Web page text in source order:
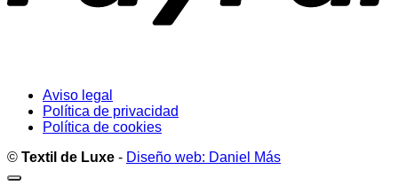
Aviso legal
Política de privacidad
Política de cookies
© Textil de Luxe - Diseño web: Daniel Más